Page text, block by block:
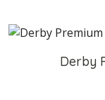
Derby